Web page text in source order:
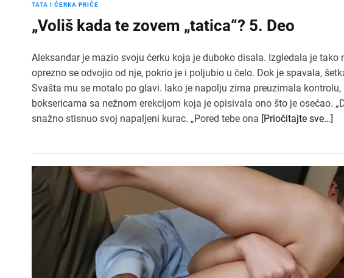
TATA I ĆERKA PRIČE
„Voliš kada te zovem „tatica“? 5. Deo
Aleksandar je mazio svoju ćerku koja je duboko disala. Izgledala je
oprezno se odvojio od nje, pokrio je i poljubio u čelo. Dok je spavala,
Svašta mu se motalo po glavi. Iako je napolju zima preuzimala
boksericama sa nežnom erekcijom koja je opisivala ono što je osećao.
snažno stisnuo svoj napaljeni kurac. „Pored tebe ona [Priočitajte sve…]